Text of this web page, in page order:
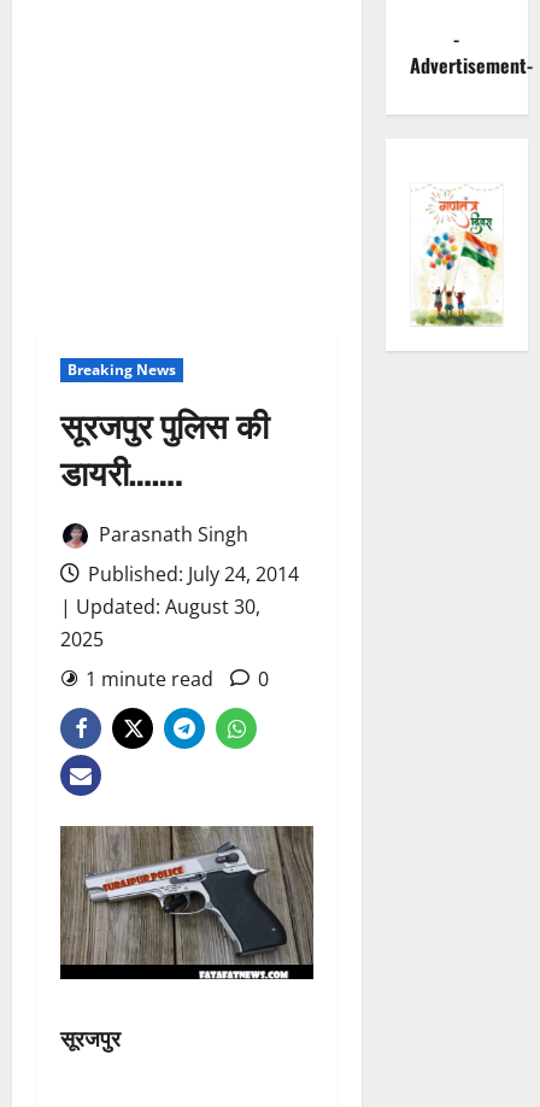
Breaking News
सूरजपुर पुलिस की
डायरी…….
Parasnath Singh
Published: July 24, 2014
| Updated: August 30,
2025
1 minute read
0
सूरजपुर
-
Advertisement-